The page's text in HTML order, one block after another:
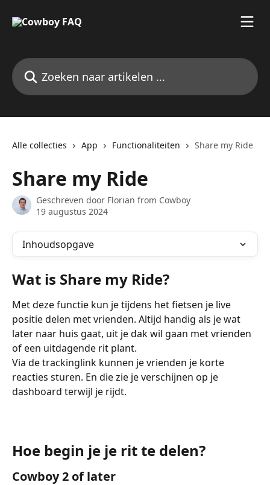
Zoeken naar artikelen ...
Alle collecties App Functionaliteiten Share my Ride
Share my Ride
Geschreven door Florian from Cowboy
19 augustus 2024
Inhoudsopgave
Wat is Share my Ride?
Met deze functie kun je tijdens het fietsen je live
positie delen met vrienden. Altijd handig als je wat
later naar huis gaat, uit je dak wil gaan met vrienden
of een uitdagende rit plant.
Via de trackinglink kunnen je vrienden je korte
reacties sturen. En die zie je verschijnen op je
dashboard terwijl je rijdt.
Hoe begin je je rit te delen?
Cowboy 2 of later